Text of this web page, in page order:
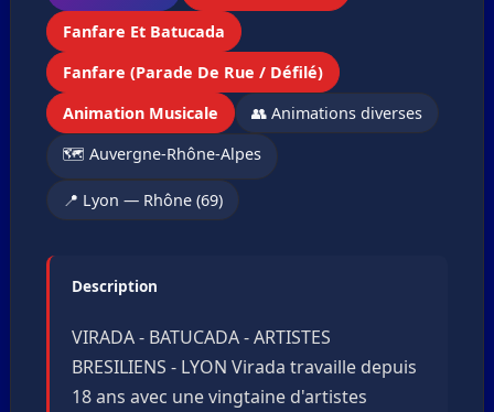
Fanfare Et Batucada
Fanfare (Parade De Rue / Défilé)
Animation Musicale
👥 Animations diverses
🗺️ Auvergne-Rhône-Alpes
📍 Lyon — Rhône (69)
Description
VIRADA - BATUCADA - ARTISTES
BRESILIENS - LYON Virada travaille depuis
18 ans avec une vingtaine d'artistes